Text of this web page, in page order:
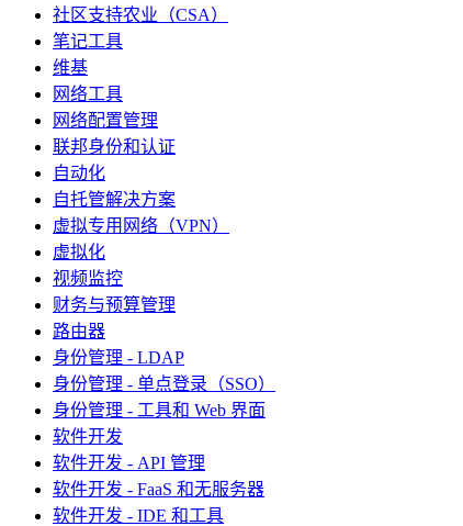
社区支持农业（CSA）
笔记工具
维基
网络工具
网络配置管理
联邦身份和认证
自动化
自托管解决方案
虚拟专用网络（VPN）
虚拟化
视频监控
财务与预算管理
路由器
身份管理 - LDAP
身份管理 - 单点登录（SSO）
身份管理 - 工具和 Web 界面
软件开发
软件开发 - API 管理
软件开发 - FaaS 和无服务器
软件开发 - IDE 和工具